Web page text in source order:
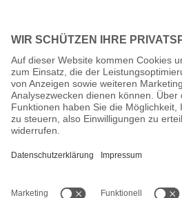
ggf. Nachnahmegebühren, wenn nicht